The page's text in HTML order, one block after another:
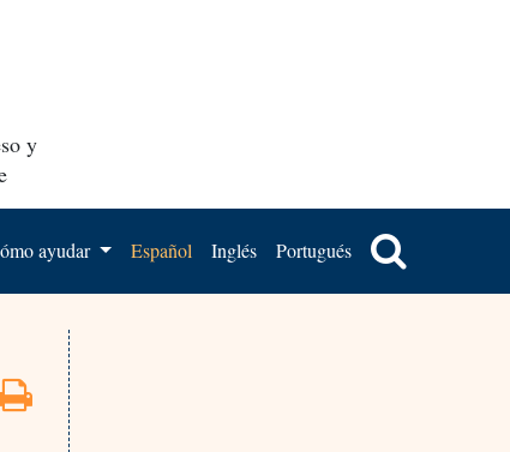
y
ayudar Español Inglés Portugués